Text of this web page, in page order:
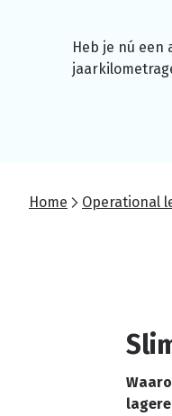
Heb je nú een
Home Operational